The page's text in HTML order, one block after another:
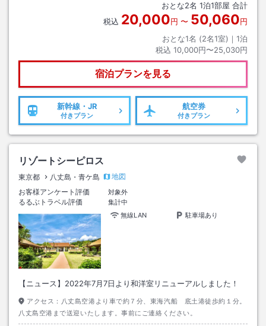
おとな2名 1泊1部屋 合計
税込 20,000円 〜 50,060円
おとな1名 (2名1室)｜ 1泊
税込 10,000円〜25,030円
宿泊プランを見る
新幹線・JR
付きプラン
航空券
付きプラン
リゾートシーピロス
東京都 八丈島・青ケ島
地図
お客様アンケート評価
対象外
るるぶトラベル評価
集計中
無線LAN
駐車場あり
【ニュース】2022年7月7日より和洋室リニューアルしました！
アクセス： 八丈島空港より車で約７分、東海汽船 底土港徒歩約１分。
八丈島空港まで送迎いたします。事前にご連絡ください。